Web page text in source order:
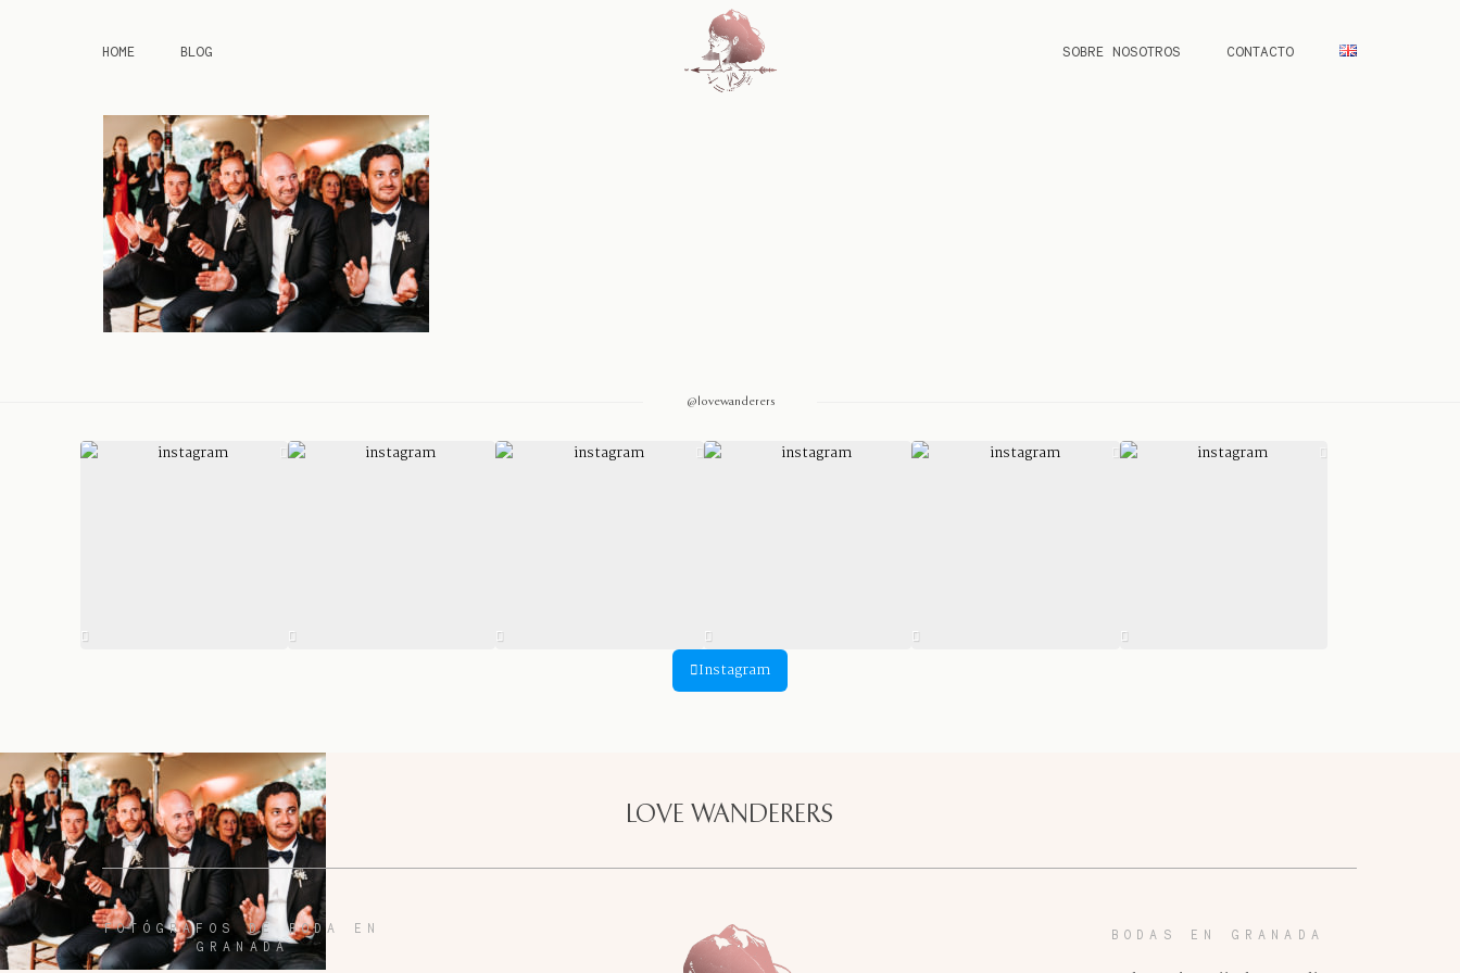
HOME BLOG SOBRE NOSOTROS CONTACTO
@lovewanderers
Instagram
LOVE WANDERERS
FOTÓGRAFOS DE BODA EN
GRANADA
BODAS EN GRANADA